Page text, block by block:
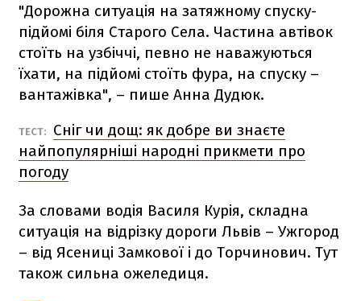
"Дорожна ситуація на затяжному спуску-
підйомі біля Старого Села. Частина автівок
стоїть на узбіччі, певно не наважуються
їхати, на підйомі стоїть фура, на спуску –
вантажівка", – пише Анна Дудюк.
ТЕСТ:
Сніг чи дощ: як добре ви знаєте
найпопулярніші народні прикмети про
погоду
За словами водія Василя Курія, складна
ситуація на відрізку дороги Львів – Ужгород
– від Ясениці Замкової і до Торчинович. Тут
також сильна ожеледиця.